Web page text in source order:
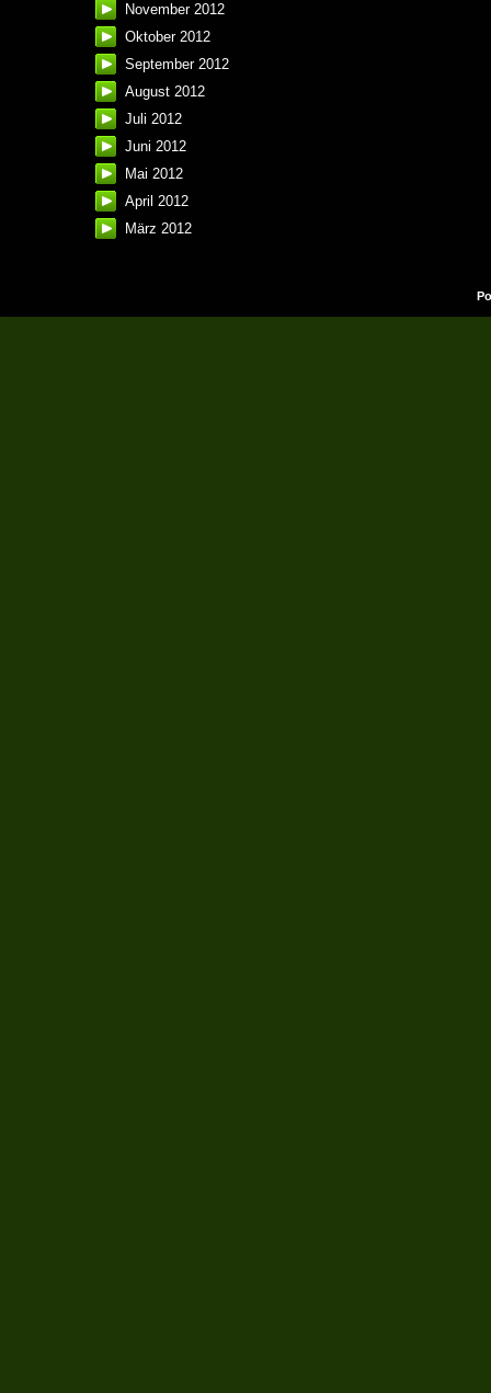
November 2012
Oktober 2012
September 2012
August 2012
Juli 2012
Juni 2012
Mai 2012
April 2012
März 2012